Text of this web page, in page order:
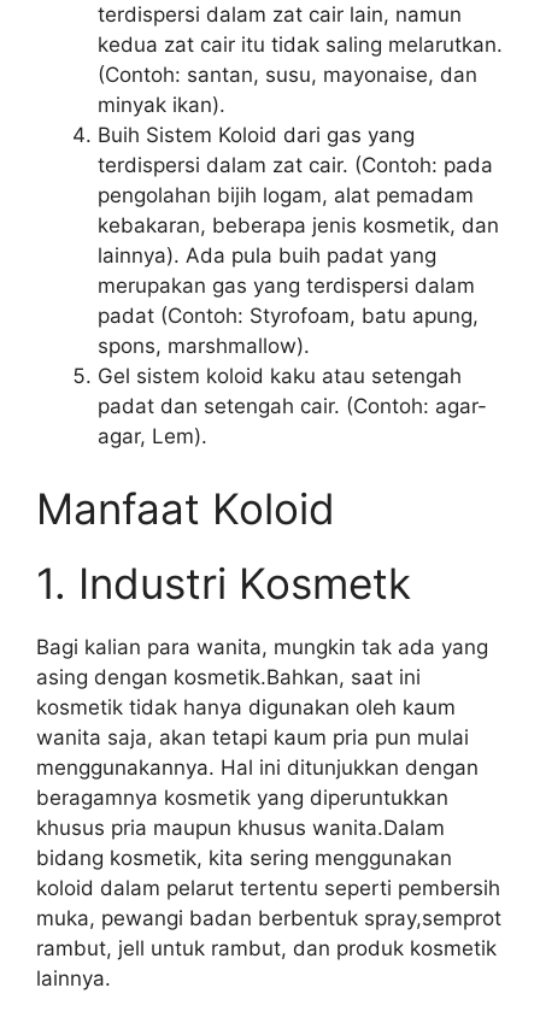
terdispersi dalam zat cair lain, namun
kedua zat cair itu tidak saling melarutkan.
(Contoh: santan, susu, mayonaise, dan
minyak ikan).
Buih Sistem Koloid dari gas yang
terdispersi dalam zat cair. (Contoh: pada
pengolahan bijih logam, alat pemadam
kebakaran, beberapa jenis kosmetik, dan
lainnya). Ada pula buih padat yang
merupakan gas yang terdispersi dalam
padat (Contoh: Styrofoam, batu apung,
spons, marshmallow).
Gel sistem koloid kaku atau setengah
padat dan setengah cair. (Contoh: agar-
agar, Lem).
Manfaat Koloid
1. Industri Kosmetk
Bagi kalian para wanita, mungkin tak ada yang
asing dengan kosmetik.Bahkan, saat ini
kosmetik tidak hanya digunakan oleh kaum
wanita saja, akan tetapi kaum pria pun mulai
menggunakannya. Hal ini ditunjukkan dengan
beragamnya kosmetik yang diperuntukkan
khusus pria maupun khusus wanita.Dalam
bidang kosmetik, kita sering menggunakan
koloid dalam pelarut tertentu seperti pembersih
muka, pewangi badan berbentuk spray,semprot
rambut, jell untuk rambut, dan produk kosmetik
lainnya.